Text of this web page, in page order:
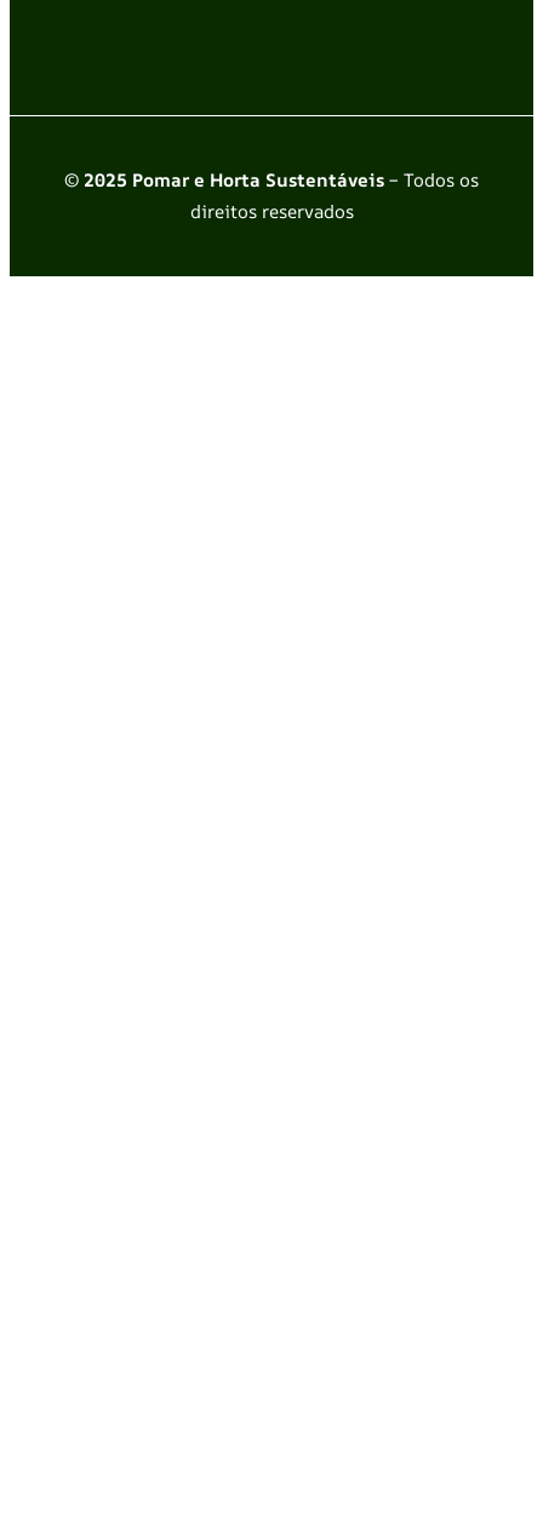
© 2025 Pomar e Horta Sustentáveis– Todos os
direitos reservados